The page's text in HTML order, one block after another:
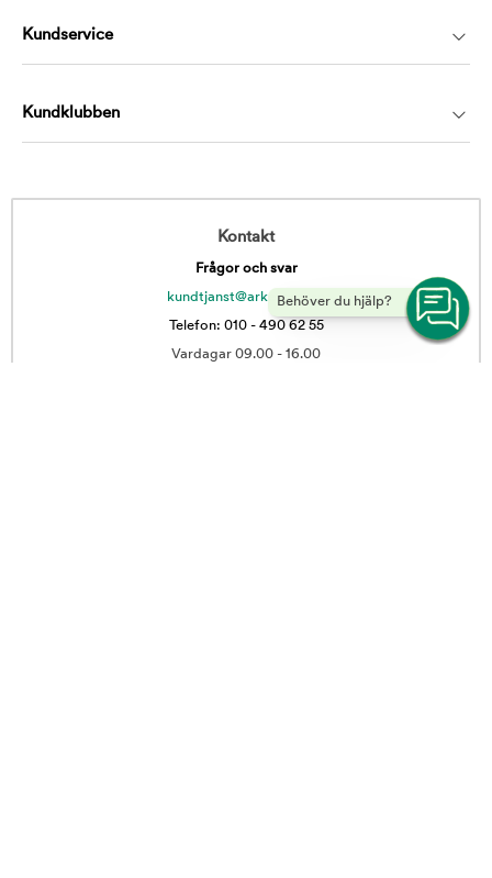
Behöver du hjälp?
Kundservice
Kundklubben
Kontakt
Frågor och svar
kundtjanst@arkenzoo.se
Telefon: 010 - 490 62 55
Vardagar 09.00 - 16.00